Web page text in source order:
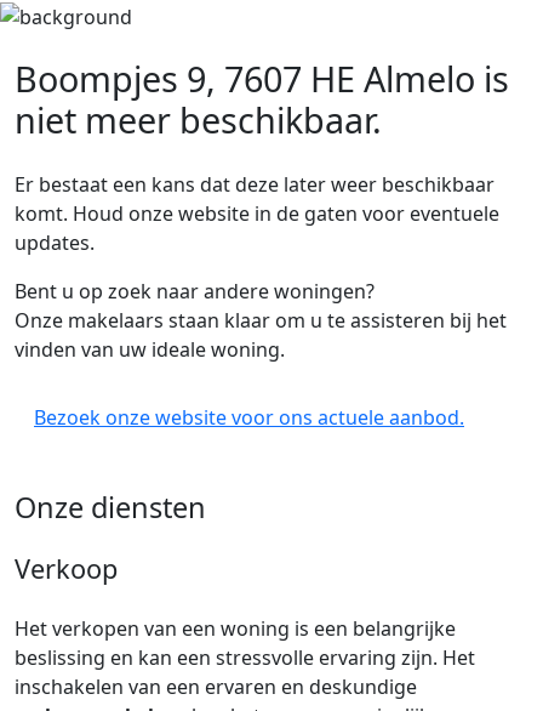
Boompjes 9, 7607 HE Almelo is
niet meer beschikbaar.
Er bestaat een kans dat deze later weer beschikbaar
komt. Houd onze website in de gaten voor eventuele
updates.
Bent u op zoek naar andere woningen?
Onze makelaars staan klaar om u te assisteren bij het
vinden van uw ideale woning.
Bezoek onze website voor ons actuele aanbod.
Onze diensten
Verkoop
Het verkopen van een woning is een belangrijke
beslissing en kan een stressvolle ervaring zijn. Het
inschakelen van een ervaren en deskundige